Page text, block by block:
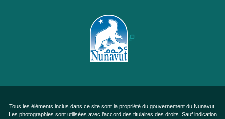
Tous les éléments inclus dans ce site sont la propriété du gouvernement du Nunavut.
Les photographies sont utilisées avec l’accord des titulaires des droits. Sauf indication